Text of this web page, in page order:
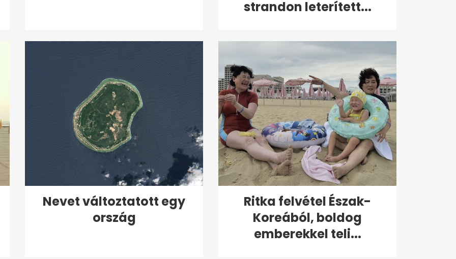
strandon leterített...
Nevet változtatott egy
ország
Ritka felvétel Észak-
Koreából, boldog
emberekkel teli...